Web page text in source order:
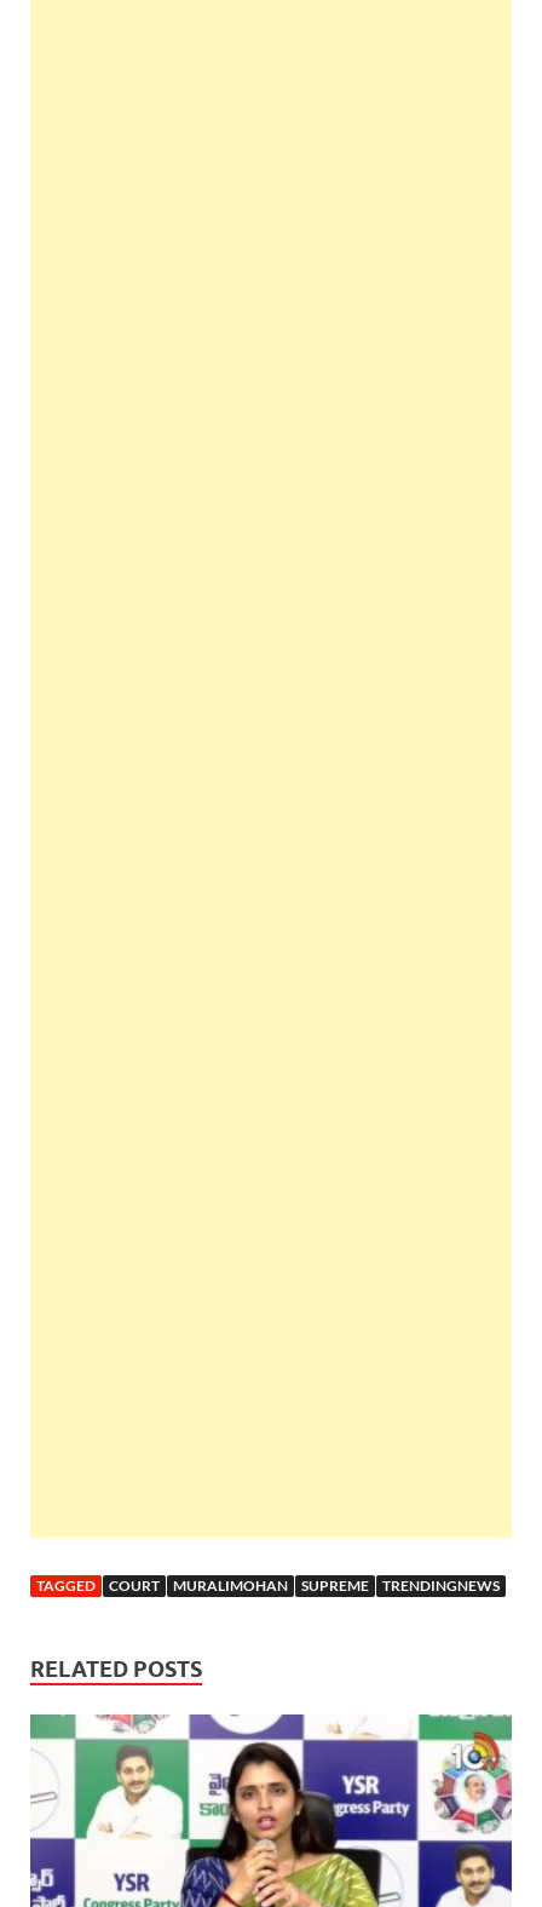
TAGGED COURT MURALIMOHAN SUPREME TRENDINGNEWS
RELATED POSTS